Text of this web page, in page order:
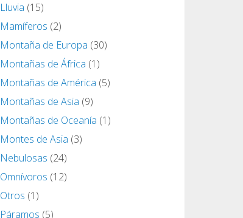
Lluvia (15)
Mamíferos (2)
Montaña de Europa (30)
Montañas de África (1)
Montañas de América (5)
Montañas de Asia (9)
Montañas de Oceanía (1)
Montes de Asia (3)
Nebulosas (24)
Omnívoros (12)
Otros (1)
Páramos (5)